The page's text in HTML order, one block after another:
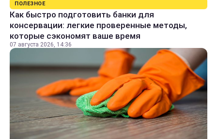
ПОЛЕЗНОЕ
Как быстро подготовить банки для
консервации: легкие проверенные методы,
которые сэкономят ваше время
07 августа 2026, 14:36